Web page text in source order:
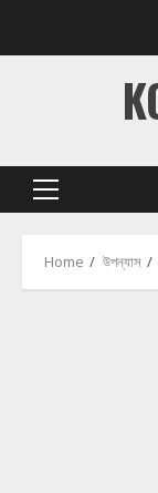
Primary
Home উপন্যাস